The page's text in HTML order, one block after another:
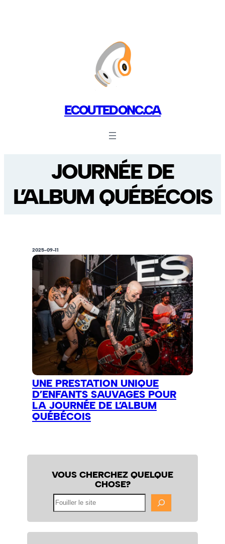
ECOUTEDONC.CA
JOURNÉE DE
L’ALBUM QUÉBÉCOIS
2025-09-11
UNE PRESTATION UNIQUE
D’ENFANTS SAUVAGES POUR
LA JOURNÉE DE L’ALBUM
QUÉBÉCOIS
VOUS CHERCHEZ QUELQUE
CHOSE?